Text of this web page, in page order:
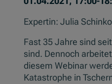
Expertin: Julia
Fast 35 Jahre sind
sind. Dennoch
diesem Webinar
Katastrophe in